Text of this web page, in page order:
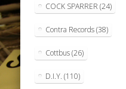
COCK SPARRER (24)
Contra Records(38)
Cottbus(26)
D.I.Y. (110)